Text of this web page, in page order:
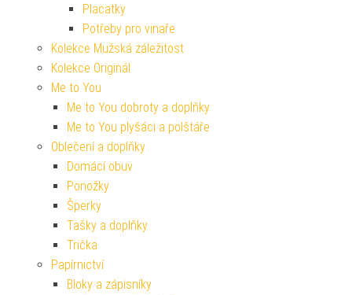
Placatky
Potřeby pro vinaře
Kolekce Mužská záležitost
Kolekce Originál
Me to You
Me to You dobroty a doplňky
Me to You plyšáci a polštáře
Oblečení a doplňky
Domácí obuv
Ponožky
Šperky
Tašky a doplňky
Trička
Papírnictví
Bloky a zápisníky